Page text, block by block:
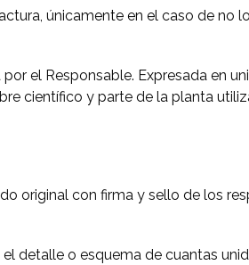
únicamente en el caso de
el Responsable. Expresada en
científico y parte de la planta
original con firma y sello de los
detalle o esquema de cuantas